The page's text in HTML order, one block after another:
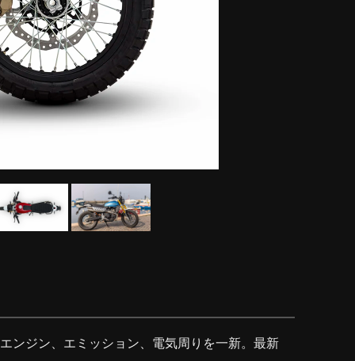
ンジン、エミッション、電気周りを一新。最新